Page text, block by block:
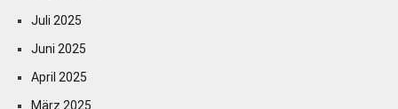
Juli 2025
Juni 2025
April 2025
März 2025